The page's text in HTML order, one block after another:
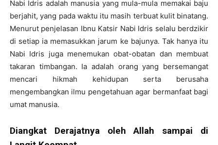
Nabi Idris adalah manusia yang mula-mula memakai baju
berjahit, yang pada waktu itu masih terbuat kulit binatang.
Menurut penjelasan Ibnu Katsir Nabi Idris selalu berdzikir
di setiap ia memasukkan jarum ke bajunya. Tak hanya itu
Nabi Idris juga menemukan obat-obatan dan membuat
takaran timbangan. Ia adalah orang yang bersemangat
mencari hikmah kehidupan serta berusaha
mengembangkan ilmu pengetahuan agar bermanfaat bagi
umat manusia.
Diangkat Derajatnya oleh Allah sampai di